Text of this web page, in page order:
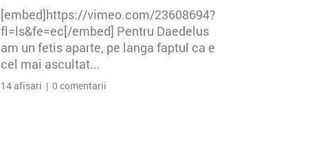
[embed]https://vimeo.com/23608694?
fl=ls&fe=ec[/embed] Pentru Daedelus
am un fetis aparte, pe langa faptul ca e
cel mai ascultat...
14 afisari | 0 comentarii